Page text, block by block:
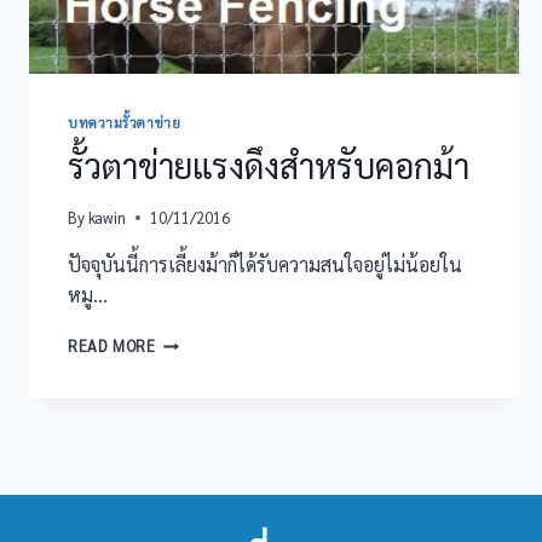
บทความรั้วตาข่าย
รั้วตาข่ายแรงดึงสำหรับคอกม้า
Bykawin 10/11/2016
ปัจจุบันนี้การเลี้ยงม้าก็ได้รับความสนใจอยู่ไม่น้อยใน
หมู…
READ MOREรั้ว